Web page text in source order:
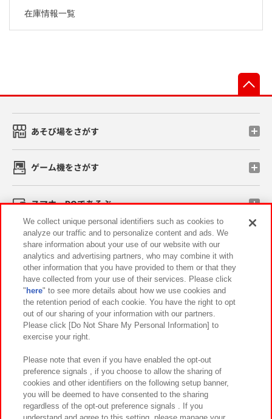
在庫情報一覧
あそび場をさがす
ゲーム機をさがす
スマホ・PCであそぶ
イベント・キャンペーン
関連会社 サステナビリティ サイトポリシー
プライバシーポリシー ウェブアクセシビリティ方針と検証結果
お取引先さまとともに
カスタマーハラスメント対応方針 よくあるご質問・お問い合わせ
We collect unique personal identifiers such as cookies to
analyze our traffic and to personalize content and ads. We
share information about your use of our website with our
analytics and advertising partners, who may combine it with
other information that you have provided to them or that they
have collected from your use of their services. Please click
" here" to see more details about how we use cookies and
the retention period of each cookie. You have the right to opt
out of our sharing of your information with our partners.
Please click [Do Not Share My Personal Information] to
exercise your right.
Please note that even if you have enabled the opt-out
preference signals , if you choose to allow the sharing of
cookies and other identifiers on the following setup banner,
you will be deemed to have consented to the sharing
regardless of the opt-out preference signals . If you